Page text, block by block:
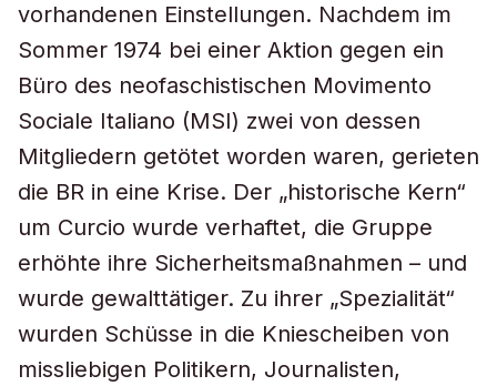
vorhandenen Einstellungen. Nachdem im
Sommer 1974 bei einer Aktion gegen ein
Büro des neofaschistischen Movimento
Sociale Italiano (MSI) zwei von dessen
Mitgliedern getötet worden waren, gerieten
die BR in eine Krise. Der „historische Kern“
um Curcio wurde verhaftet, die Gruppe
erhöhte ihre Sicherheitsmaßnahmen – und
wurde gewalttätiger. Zu ihrer „Spezialität“
wurden Schüsse in die Kniescheiben von
missliebigen Politikern, Journalisten,